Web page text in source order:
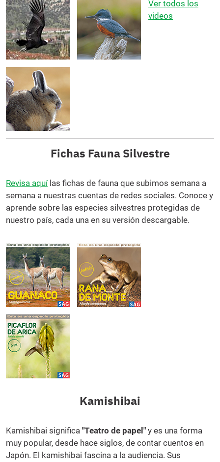
Ver todos los
videos
Fichas Fauna Silvestre
Revisa aquílas fichas de fauna que subimos semana a
semana a nuestras cuentas de redes sociales. Conoce y
aprende sobre las especies silvestres protegidas de
nuestro país, cada una en su versión descargable.
Kamishibai
Kamishibai significa "Teatro de papel" y es una forma
muy popular, desde hace siglos, de contar cuentos en
Japón. El kamishibai fascina a la audiencia. Sus